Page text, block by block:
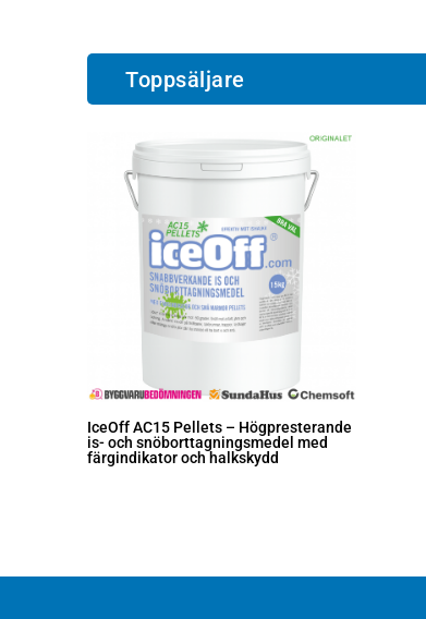
Toppsäljare
IceOff AC15 Pellets – Högpresterande
is- och snöborttagningsmedel med
färgindikator och halkskydd